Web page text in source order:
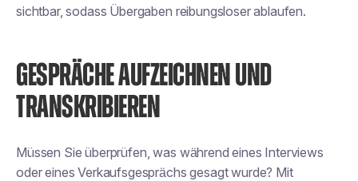
sichtbar, sodass Übergaben reibungsloser ablaufen.
GESPRÄCHE AUFZEICHNEN UND
TRANSKRIBIEREN
Müssen Sie überprüfen, was während eines Interviews
oder eines Verkaufsgesprächs gesagt wurde? Mit